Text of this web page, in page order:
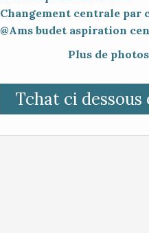
Plus de photos
Tchat ci dessous